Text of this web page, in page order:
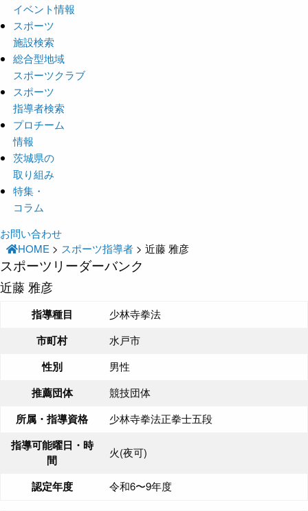
イベント情報
スポーツ
施設検索
総合型地域
スポーツクラブ
スポーツ
指導者検索
プロチーム
情報
茨城県の
取り組み
特集・
コラム
お問い合わせ
HOME > スポーツ指導者 >近藤 雅彦
スポーツリーダーバンク
近藤 雅彦
指導種目 少林寺拳法
市町村 水戸市
性別 男性
推薦団体 競技団体
所属・指導資格 少林寺拳法正拳士五段
指導可能曜日・時
間
火(夜可)
認定年度 令和6〜9年度